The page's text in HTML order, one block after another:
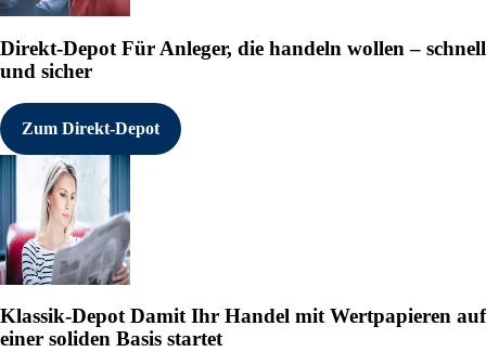
Direkt-Depot Für Anleger, die handeln wollen – schnell
und sicher
Zum Direkt-Depot
Klassik-DepotDamit Ihr Handel mit Wertpapieren auf
einer soliden Basis startet